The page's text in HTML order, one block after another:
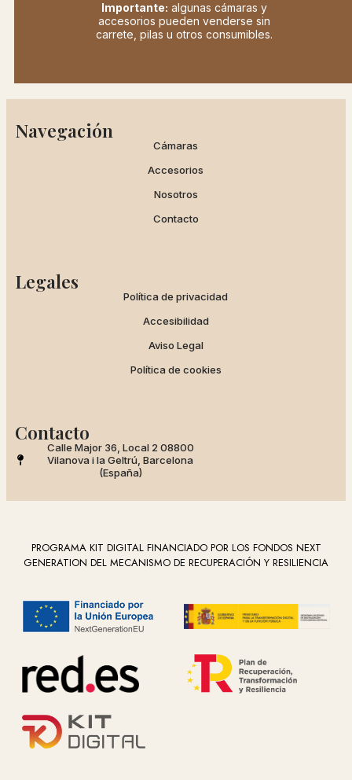
Importante: algunas cámaras y
accesorios pueden venderse sin
carrete, pilas u otros consumibles.
Navegación
Cámaras
Accesorios
Nosotros
Contacto
Legales
Política de privacidad
Accesibilidad
Aviso Legal
Política de cookies
Contacto
Calle Major 36, Local 2 08800
Vilanova i la Geltrú, Barcelona
(España)
PROGRAMA KIT DIGITAL FINANCIADO POR LOS FONDOS NEXT
GENERATION DEL MECANISMO DE RECUPERACIÓN Y RESILIENCIA